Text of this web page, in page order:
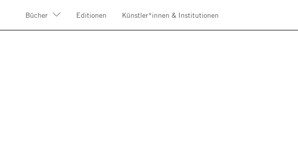
Bücher
Editionen Künstler*innen & Institutionen